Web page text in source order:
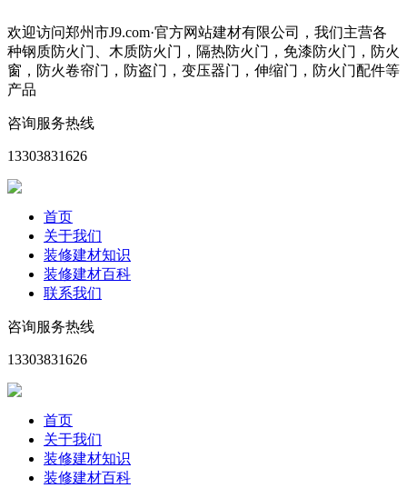
欢迎访问郑州市J9.com·官方网站建材有限公司，我们主营各
种钢质防火门、木质防火门，隔热防火门，免漆防火门，防火
窗，防火卷帘门，防盗门，变压器门，伸缩门，防火门配件等
产品
咨询服务热线
13303831626
首页
关于我们
装修建材知识
装修建材百科
联系我们
咨询服务热线
13303831626
首页
关于我们
装修建材知识
装修建材百科